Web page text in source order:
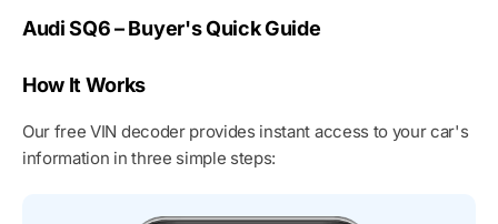
Audi SQ6 – Buyer's Quick Guide
How It Works
Our free VIN decoder provides instant access to your car's
information in three simple steps: